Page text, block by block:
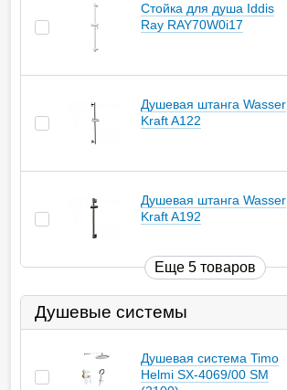
Стойка для душа Iddis
Ray RAY70W0i17
Душевая штанга Wasser
Kraft A122
Душевая штанга Wasser
Kraft A192
Еще 5 товаров
Душевые системы
Душевая система Timo
Helmi SX-4069/00 SM